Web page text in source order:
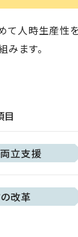
て人時生産性
みます。
目
立支援
改革